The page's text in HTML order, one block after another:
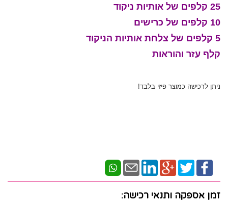
25 קלפים של אותיות ניקוד
10 קלפים של כרישים
5 קלפים של צלחת אותיות הניקוד
קלף עזר והוראות
ניתן לרכישה כמוצר פיזי בלבד!
זמן אספקה ותנאי רכישה: